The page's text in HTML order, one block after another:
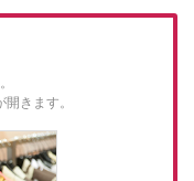
きます。